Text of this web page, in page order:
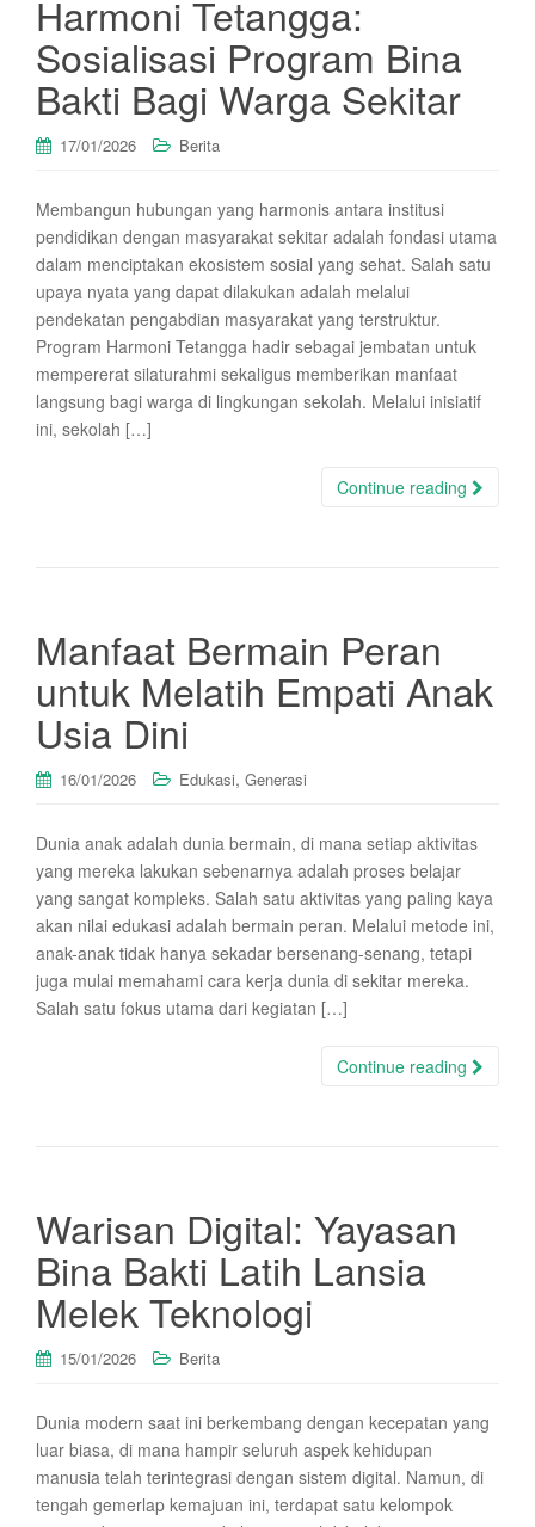
Harmoni Tetangga:
Sosialisasi Program Bina
Bakti Bagi Warga Sekitar
17/01/2026 Berita
Membangun hubungan yang harmonis antara institusi
pendidikan dengan masyarakat sekitar adalah fondasi utama
dalam menciptakan ekosistem sosial yang sehat. Salah satu
upaya nyata yang dapat dilakukan adalah melalui
pendekatan pengabdian masyarakat yang terstruktur.
Program Harmoni Tetangga hadir sebagai jembatan untuk
mempererat silaturahmi sekaligus memberikan manfaat
langsung bagi warga di lingkungan sekolah. Melalui inisiatif
ini, sekolah […]
Continue reading
Manfaat Bermain Peran
untuk Melatih Empati Anak
Usia Dini
16/01/2026 Edukasi, Generasi
Dunia anak adalah dunia bermain, di mana setiap aktivitas
yang mereka lakukan sebenarnya adalah proses belajar
yang sangat kompleks. Salah satu aktivitas yang paling kaya
akan nilai edukasi adalah bermain peran. Melalui metode ini,
anak-anak tidak hanya sekadar bersenang-senang, tetapi
juga mulai memahami cara kerja dunia di sekitar mereka.
Salah satu fokus utama dari kegiatan […]
Continue reading
Warisan Digital: Yayasan
Bina Bakti Latih Lansia
Melek Teknologi
15/01/2026 Berita
Dunia modern saat ini berkembang dengan kecepatan yang
luar biasa, di mana hampir seluruh aspek kehidupan
manusia telah terintegrasi dengan sistem digital. Namun, di
tengah gemerlap kemajuan ini, terdapat satu kelompok